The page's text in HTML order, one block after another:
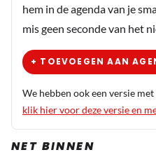
Generator
10 april 2022 20:14
Eens Checco heeft
Decesaris
10 april 2022 07:11
hem in de agenda van je
mis geen seconde van het
+ TOEVOEGEN AAN
We hebben ook een versie
klik hier voor deze versie en
NET BINNEN